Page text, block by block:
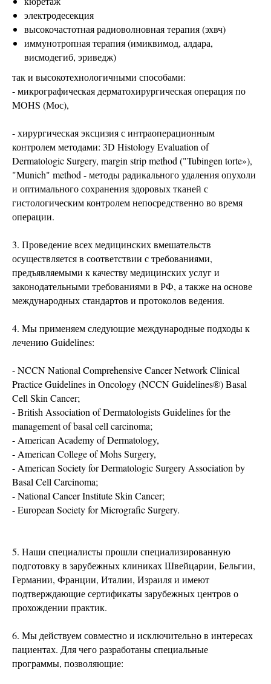
электродесекция
высокочастотная радиоволновная терапия (эхвч)
иммунотропная терапия (имиквимод, алдара,
висмодегиб, эриведж)
так и высокотехнологичными способами:
- микрографическая дерматохирургическая операция по
MOHS (Мос),
- хирургическая эксцизия с интраоперационным
контролем методами: 3D Histology Evaluation of
Dermatologic Surgery, margin strip method ("Tubingen torte»),
"Munich" method - методы радикального удаления опухоли
и оптимального сохранения здоровых тканей с
гистологическим контролем непосредственно во время
операции.
3. Проведение всех медицинских вмешательств
осуществляется в соответствии с требованиями,
предъявляемыми к качеству медицинских услуг и
законодательными требованиями в РФ, а также на основе
международных стандартов и протоколов ведения.
4. Мы применяем следующие международные подходы к
лечению Guidelines:
- NCCN National Comprehensive Cancer Network Clinical
Practice Guidelines in Oncology (NCCN Guidelines®) Basal
Cell Skin Cancer;
- British Association of Dermatologists Guidelines for the
management of basal cell carcinoma;
- American Academy of Dermatology,
- American College of Mohs Surgery,
- American Society for Dermatologic Surgery Association by
Basal Cell Carcinoma;
- National Cancer Institute Skin Cancer;
- European Society for Micrografic Surgery.
5. Наши специалисты прошли специализированную
подготовку в зарубежных клиниках Швейцарии, Бельгии,
Германии, Франции, Италии, Израиля и имеют
подтверждающие сертификаты зарубежных центров о
прохождении практик.
6. Мы действуем совместно и исключительно в интересах
пациентах. Для чего разработаны специальные
программы, позволяющие: